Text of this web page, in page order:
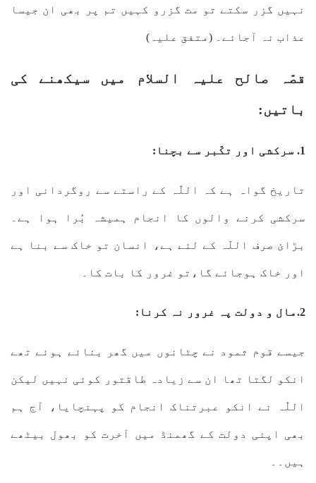
نہیں گزر سکتے تو مت گزرو کہیں تم پر بھی ان جیسا
عذاب نہ آجائے۔ (متفق علیہ)
قصّہ صالح علیہ السلام میں سیکھنے کی
باتیں:
1. سرکشی اور تکّبر سے بچنا:
تاریخ گواہ ہے کہ اللّٰہ کے راستے سے روگردانی اور
سرکشی کرنے والوں کا انجام ہمیشہ بُرا ہوا ہے۔
بڑائ صرف اللّہ کے لئے ہے، انسان تو خاک سے بنا ہے
اور خاک ہوجائے گا،تو غرور کا بات کا۔
2.مال و دولت پہ غرور نہ کرنا:
جیسے قوم ثمود نے چٹانوں میں گھر بنائے ہوئے تھے
انکو لگتا تھا ان سے زیادہ طاقتور کوئی نہیں لیکن
اللّٰہ نے انکو عبرتناک انجام کو پہنچایا، آج ہم
بھی اپنی دولت کے گھمنڈ میں آخرت کو بھول بیٹھے
ہیں۔۔